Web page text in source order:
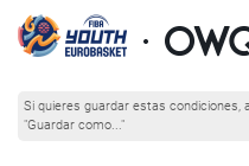
Si quieres guardar estas condiciones,
"Guardar como..."